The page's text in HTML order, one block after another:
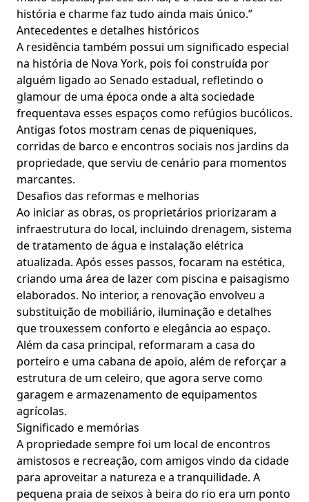
história e charme faz tudo ainda mais único.”
Antecedentes e detalhes históricos
A residência também possui um significado especial
na história de Nova York, pois foi construída por
alguém ligado ao Senado estadual, refletindo o
glamour de uma época onde a alta sociedade
frequentava esses espaços como refúgios bucólicos.
Antigas fotos mostram cenas de piqueniques,
corridas de barco e encontros sociais nos jardins da
propriedade, que serviu de cenário para momentos
marcantes.
Desafios das reformas e melhorias
Ao iniciar as obras, os proprietários priorizaram a
infraestrutura do local, incluindo drenagem, sistema
de tratamento de água e instalação elétrica
atualizada. Após esses passos, focaram na estética,
criando uma área de lazer com piscina e paisagismo
elaborados. No interior, a renovação envolveu a
substituição de mobiliário, iluminação e detalhes
que trouxessem conforto e elegância ao espaço.
Além da casa principal, reformaram a casa do
porteiro e uma cabana de apoio, além de reforçar a
estrutura de um celeiro, que agora serve como
garagem e armazenamento de equipamentos
agrícolas.
Significado e memórias
A propriedade sempre foi um local de encontros
amistosos e recreação, com amigos vindo da cidade
para aproveitar a natureza e a tranquilidade. A
pequena praia de seixos à beira do rio era um ponto